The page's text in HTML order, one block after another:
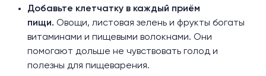
Добавьте клетчатку в каждый приём
пищи. Овощи, листовая зелень и фрукты богаты
витаминами и пищевыми волокнами. Они
помогают дольше не чувствовать голод и
полезны для пищеварения.